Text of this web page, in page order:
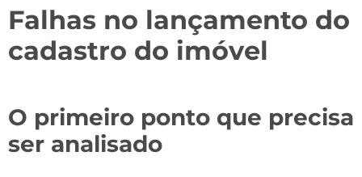
Falhas no lançamento do
cadastro do imóvel
O primeiro ponto que precisa
ser analisado